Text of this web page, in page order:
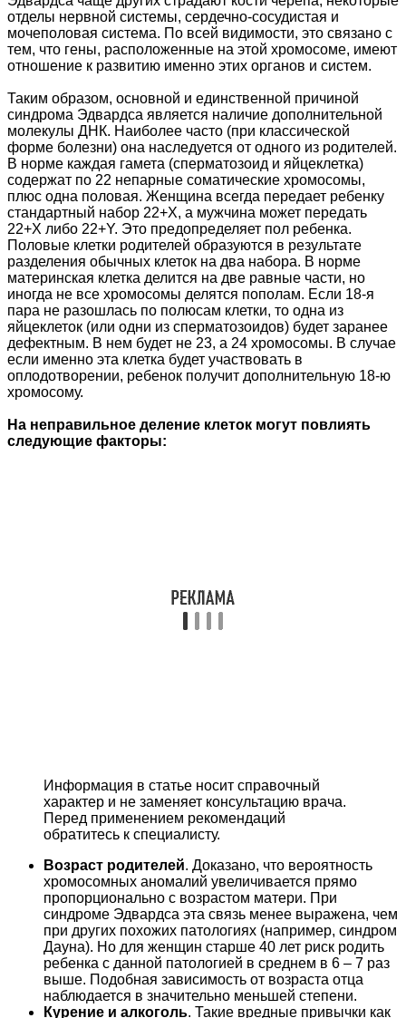
отделы нервной системы, сердечно-сосудистая и
мочеполовая система. По всей видимости, это связано с
тем, что гены, расположенные на этой хромосоме, имеют
отношение к развитию именно этих органов и систем.
Таким образом, основной и единственной причиной
синдрома Эдвардса является наличие дополнительной
молекулы ДНК. Наиболее часто (при классической
форме болезни) она наследуется от одного из родителей.
В норме каждая гамета (сперматозоид и яйцеклетка)
содержат по 22 непарные соматические хромосомы,
плюс одна половая. Женщина всегда передает ребенку
стандартный набор 22+Х, а мужчина может передать
22+Х либо 22+Y. Это предопределяет пол ребенка.
Половые клетки родителей образуются в результате
разделения обычных клеток на два набора. В норме
материнская клетка делится на две равные части, но
иногда не все хромосомы делятся пополам. Если 18-я
пара не разошлась по полюсам клетки, то одна из
яйцеклеток (или одни из сперматозоидов) будет заранее
дефектным. В нем будет не 23, а 24 хромосомы. В случае
если именно эта клетка будет участвовать в
оплодотворении, ребенок получит дополнительную 18-ю
хромосому.
На неправильное деление клеток могут повлиять
следующие факторы:
Информация в статье носит справочный
характер и не заменяет консультацию врача.
Перед применением рекомендаций
обратитесь к специалисту.
Возраст родителей. Доказано, что вероятность
хромосомных аномалий увеличивается прямо
пропорционально с возрастом матери. При
синдроме Эдвардса эта связь менее выражена, чем
при других похожих патологиях (например, синдром
Дауна). Но для женщин старше 40 лет риск родить
ребенка с данной патологией в среднем в 6 – 7 раз
выше. Подобная зависимость от возраста отца
наблюдается в значительно меньшей степени.
Курение и алкоголь. Такие вредные привычки как